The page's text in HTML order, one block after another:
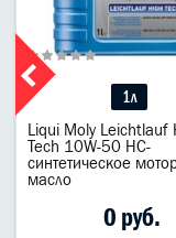
1л
Liqui Moly Leichtlauf
Tech 10W-50 НС-
синтетическое
масло
0 руб.